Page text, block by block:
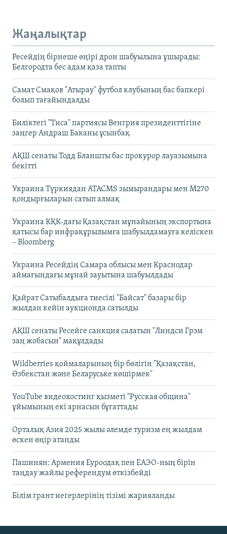
Жаңалықтар
Ресейдің бірнеше өңірі дрон шабуылына ұшырады:
Белгородта бес адам қаза тапты
Самат Смақов "Атырау" футбол клубының бас бапкері
болып тағайындалды
Биліктегі "Тиса" партиясы Венгрия президенттігіне
заңгер Андраш Баканы ұсынбақ
АҚШ сенаты Тодд Бланшты бас прокурор лауазымына
бекітті
Украина Түркиядан ATACMS зымырандары мен M270
қондырғыларын сатып алмақ
Украина КҚК-дағы Қазақстан мұнайының экспортына
қатысы бар инфрақұрылымға шабуылдамауға келіскен
– Bloomberg
Украина Ресейдің Самара облысы мен Краснодар
аймағындағы мұнай зауытына шабуылдады
Қайрат Сатыбалдыға тиесілі "Байсат" базары бір
жылдан кейін аукционда сатылды
АҚШ сенаты Ресейге санкция салатын "Линдси Грэм
заң жобасын" мақұлдады
Wildberries қоймаларының бір бөлігін "Қазақстан,
Өзбекстан және Беларуське көшірмек"
YouTube видеохостинг қызметі "Русская община"
ұйымының екі арнасын бұғаттады
Орталық Азия 2025 жылы әлемде туризм ең жылдам
өскен өңір атанды
Пашинян: Армения Еуроодақ пен ЕАЭО-ның бірін
таңдау жайлы референдум өткізбейді
Білім грант иегерлерінің тізімі жарияланды